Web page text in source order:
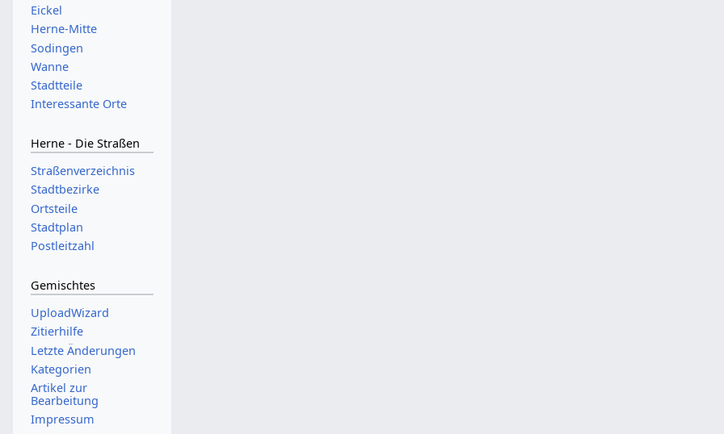
Eickel
Herne-Mitte
Sodingen
Wanne
Stadtteile
Interessante Orte
Herne - Die Straßen
Straßenverzeichnis
Stadtbezirke
Ortsteile
Stadtplan
Postleitzahl
Gemischtes
UploadWizard
Zitierhilfe
Letzte Änderungen
Kategorien
Artikel zur
Bearbeitung
Impressum